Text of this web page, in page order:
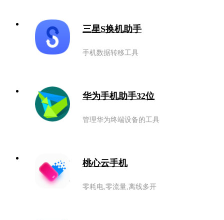
三星S换机助手
手机数据转移工具
华为手机助手32位
管理华为终端设备的工具
桃心云手机
零耗电,零流量,离线多开